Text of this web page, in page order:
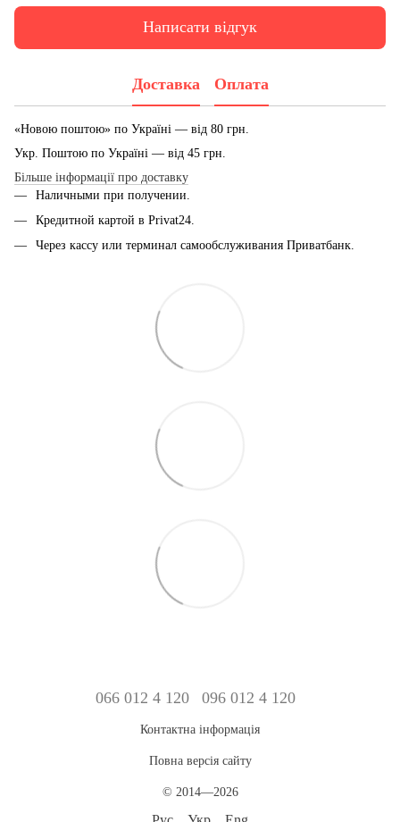
Написати відгук
Доставка Оплата
«Новою поштою» по Україні — від 80 грн.
Укр. Поштою по Україні — від 45 грн.
Більше інформації про доставку
Наличными при получении.
Кредитной картой в Privat24.
Через кассу или терминал самообслуживания Приватбанк.
066 012 4 120 096 012 4 120
Контактна інформація
Повна версія сайту
© 2014—2026